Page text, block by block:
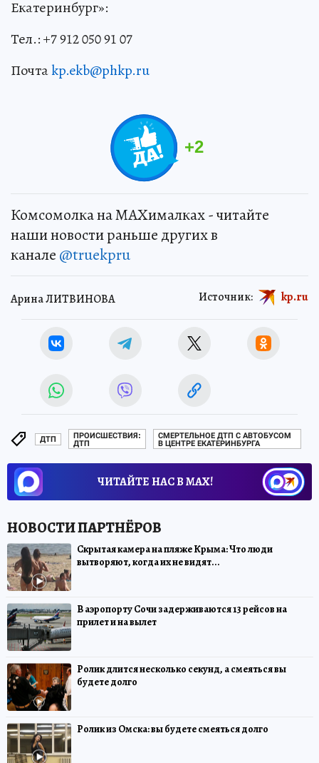
Екатеринбург»:
Тел.: +7 912 050 91 07
Почтаkp.ekb@phkp.ru
+2
Комсомолка на MAXималках - читайте
наши новости раньше других в
канале @truekpru
Арина ЛИТВИНОВА Источник: kp.ru
ДТП
ПРОИСШЕСТВИЯ:
ДТП
СМЕРТЕЛЬНОЕ ДТП С АВТОБУСОМ
В ЦЕНТРЕ ЕКАТЕРИНБУРГА
ЧИТАЙТЕ НАС В МАХ!
Скрытая камера на пляже Крыма: Что люди
вытворяют, когда их не видят...
В аэропорту Сочи задерживаются 13 рейсов на
прилет и на вылет
Ролик длится несколько секунд, а смеяться вы
будете долго
Ролик из Омска: вы будете смеяться долго